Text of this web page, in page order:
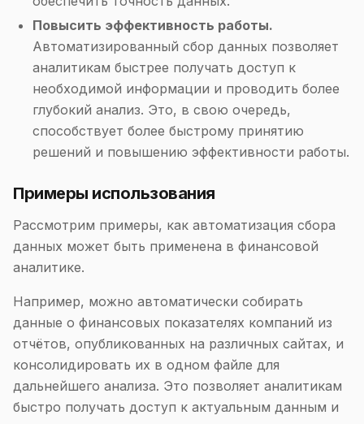
Повысить эффективность работы.
Автоматизированный сбор данных позволяет
аналитикам быстрее получать доступ к
необходимой информации и проводить более
глубокий анализ. Это, в свою очередь,
способствует более быстрому принятию
решений и повышению эффективности работы.
Примеры использования
Рассмотрим примеры, как автоматизация сбора
данных может быть применена в финансовой
аналитике.
Например, можно автоматически собирать
данные о финансовых показателях компаний из
отчётов, опубликованных на различных сайтах, и
консолидировать их в одном файле для
дальнейшего анализа. Это позволяет аналитикам
быстро получать доступ к актуальным данным и